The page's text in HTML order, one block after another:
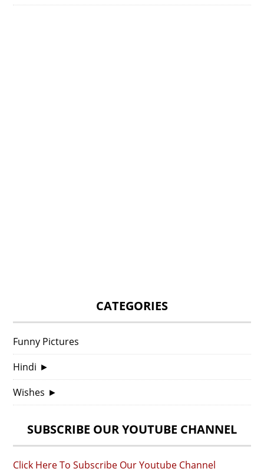
CATEGORIES
Funny Pictures
Hindi ►
Wishes ►
SUBSCRIBE OUR YOUTUBE CHANNEL
Click Here To Subscribe Our Youtube Channel